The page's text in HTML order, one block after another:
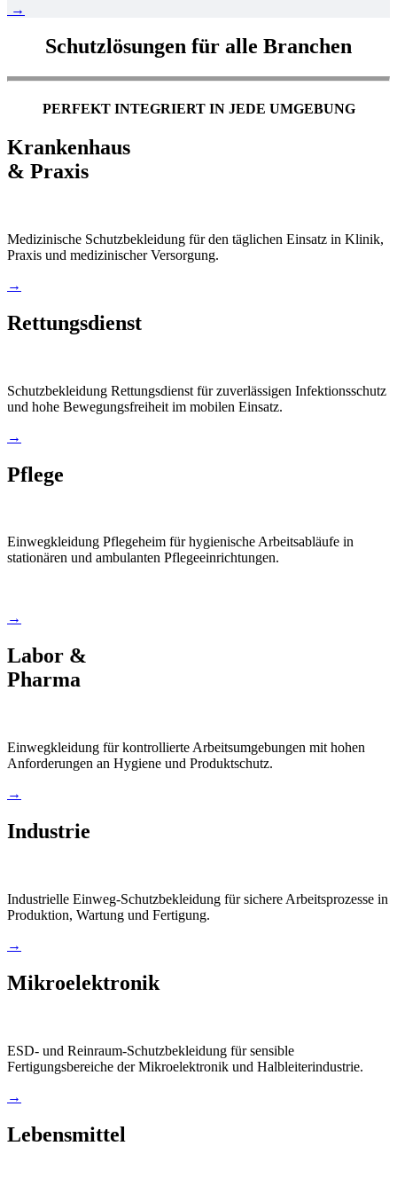
→
Schutzlösungen für alle Branchen
PERFEKT INTEGRIERT IN JEDE UMGEBUNG
Krankenhaus
& Praxis
Medizinische Schutzbekleidung für den täglichen Einsatz in Klinik,
Praxis und medizinischer Versorgung.
→
Rettungsdienst
Schutzbekleidung Rettungsdienst für zuverlässigen Infektionsschutz
und hohe Bewegungsfreiheit im mobilen Einsatz.
→
Pflege
Einwegkleidung Pflegeheim für hygienische Arbeitsabläufe in
stationären und ambulanten Pflegeeinrichtungen.
→
Labor &
Pharma
Einwegkleidung für kontrollierte Arbeitsumgebungen mit hohen
Anforderungen an Hygiene und Produktschutz.
→
Industrie
Industrielle Einweg-Schutzbekleidung für sichere Arbeitsprozesse in
Produktion, Wartung und Fertigung.
→
Mikroelektronik
ESD- und Reinraum-Schutzbekleidung für sensible
Fertigungsbereiche der Mikroelektronik und Halbleiterindustrie.
→
Lebensmittel